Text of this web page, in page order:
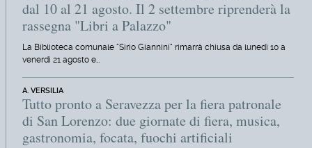
dal 10 al 21 agosto. Il 2 settembre riprenderà la
rassegna "Libri a Palazzo"
La Biblioteca comunale "Sirio Giannini" rimarrà chiusa da lunedì 10 a
venerdì 21 agosto e…
A. VERSILIA
Tutto pronto a Seravezza per la fiera patronale
di San Lorenzo: due giornate di fiera, musica,
gastronomia, focata, fuochi artificiali